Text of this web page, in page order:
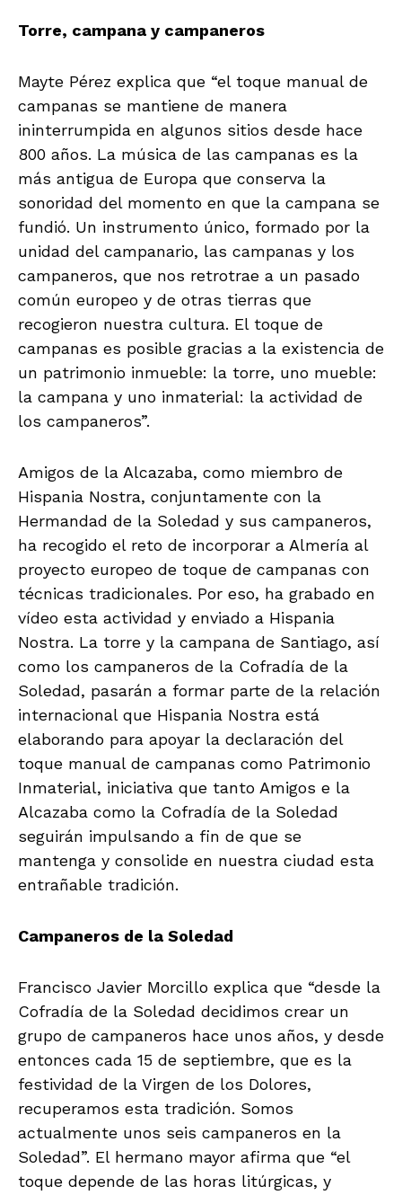
Torre, campana y campaneros
Mayte Pérez explica que “el toque manual de
campanas se mantiene de manera
ininterrumpida en algunos sitios desde hace
800 años. La música de las campanas es la
más antigua de Europa que conserva la
sonoridad del momento en que la campana se
fundió. Un instrumento único, formado por la
unidad del campanario, las campanas y los
campaneros, que nos retrotrae a un pasado
común europeo y de otras tierras que
recogieron nuestra cultura. El toque de
campanas es posible gracias a la existencia de
un patrimonio inmueble: la torre, uno mueble:
la campana y uno inmaterial: la actividad de
los campaneros”.
Amigos de la Alcazaba, como miembro de
Hispania Nostra, conjuntamente con la
Hermandad de la Soledad y sus campaneros,
ha recogido el reto de incorporar a Almería al
proyecto europeo de toque de campanas con
técnicas tradicionales. Por eso, ha grabado en
vídeo esta actividad y enviado a Hispania
Nostra. La torre y la campana de Santiago, así
como los campaneros de la Cofradía de la
Soledad, pasarán a formar parte de la relación
internacional que Hispania Nostra está
elaborando para apoyar la declaración del
toque manual de campanas como Patrimonio
Inmaterial, iniciativa que tanto Amigos e la
Alcazaba como la Cofradía de la Soledad
seguirán impulsando a fin de que se
mantenga y consolide en nuestra ciudad esta
entrañable tradición.
Campaneros de la Soledad
Francisco Javier Morcillo explica que “desde la
Cofradía de la Soledad decidimos crear un
grupo de campaneros hace unos años, y desde
entonces cada 15 de septiembre, que es la
festividad de la Virgen de los Dolores,
recuperamos esta tradición. Somos
actualmente unos seis campaneros en la
Soledad”. El hermano mayor afirma que “el
toque depende de las horas litúrgicas, y